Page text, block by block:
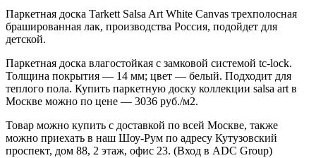
Паркетная доска Tarkett Salsa Art White Canvas трехполосная
брашированная лак, производства Россия, подойдет для
детской.
Паркетная доска влагостойкая с замковой системой tc-lock.
Толщина покрытия — 14 мм; цвет — белый. Подходит для
теплого пола. Купить паркетную доску коллекции salsa art в
Москве можно по цене — 3036 руб./м2.
Товар можно купить с доставкой по всей Москве, также
можно приехать в наш Шоу-Рум по адресу Кутузовский
проспект, дом 88, 2 этаж, офис 23. (Вход в ADC Group)